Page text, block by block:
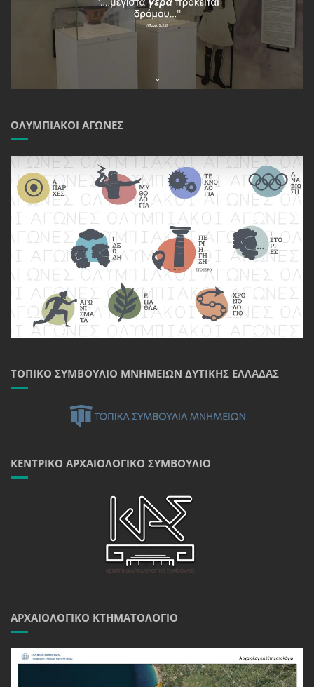
ΟΛΥΜΠΙΑΚΟΊ ΑΓΏΝΕΣ
ΤΟΠΙΚΌ ΣΥΜΒΟΎΛΙΟ ΜΝΗΜΕΊΩΝ ΔΥΤΙΚΉΣ ΕΛΛΆΔΑΣ
ΚΕΝΤΡΙΚΌ ΑΡΧΑΙΟΛΟΓΙΚΌ ΣΥΜΒΟΎΛΙΟ
ΑΡΧΑΙΟΛΟΓΙΚΌ ΚΤΗΜΑΤΟΛΌΓΙΟ